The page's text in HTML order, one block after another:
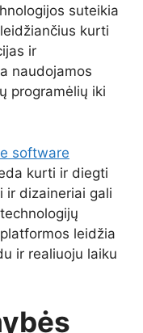
suteikia
kurti
ir
naudojamos
programėlių iki
software
kurti ir diegti
ir dizaineriai gali
leidžia
ir realiuoju laiku